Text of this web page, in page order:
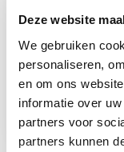
Deze website
We gebruiken
personaliseren,
en om ons
informatie over
partners voor
partners kunnen
Hob-e-Tac - 59ml
Op voorraad